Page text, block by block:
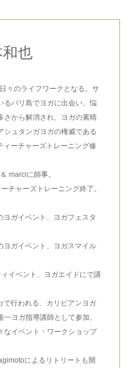
也
々のライフワークとなる。サ
るバリ島でヨガに出会い、悩
さから解消され、ヨガの素晴
シュタンガヨガの権威である
ィーチャーズトレーニング修
marciに師事。
チャーズトレーニング終了。
ガイベント、ヨガフェスタ
ガイベント、ヨガスマイル
イベント、ヨガエイドにで講
で行われる、カリビアンヨガ
ヨガ指導講師として参加。
なイベント・ワークショップ
によるリトリートも開